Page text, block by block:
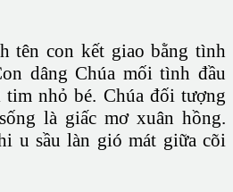
tên con kết giao bằng tình
dâng Chúa mối tình đầu
nhỏ bé. Chúa đối tượng
là giấc mơ xuân hồng.
u sầu làn gió mát giữa cõi